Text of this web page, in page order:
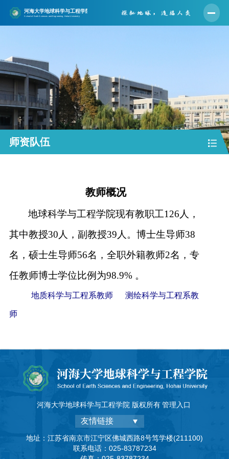
学院概况
师资队伍
人才培养
学科建设
科学研究
合作交流
校友之家
师资队伍
教师概况
地球科学与工程学院现有教职工126 人，
其中教授30 人，副教授39 人。 博士生导师38
名，硕士生导师56名，全职外籍教师2名，专
任教师博士学位比例为98.9% 。
地质科学与工程系教师 测绘科学与工程系教
师
河海大学地球科学与工程学院 版权所有管理入口
友情链接
地址：江苏省南京市江宁区佛城西路8号笃学楼(211100)
联系电话：025-83787234